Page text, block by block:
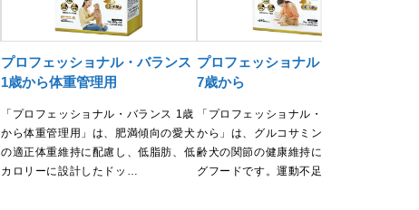
プロフェッショナル・バランス
1歳から体重管理用
「プロフェッショナル・バランス 1歳
から体重管理用」は、肥満傾向の愛犬
の適正体重維持に配慮し、低脂肪、低
カロリーに設計したドッ…
プロフェッショナル・バランス
7歳から
「プロフェッショナル・バランス 7歳
から」は、グルコサミンを強化し、高
齢犬の関節の健康維持に配慮したドッ
グフードです。運動不足…